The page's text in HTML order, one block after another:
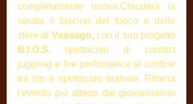
completamente nuova.Chiuderà la
serata il fascino del fuoco e delle
sfere di Vassago,
B.I.O.S, spettacolo di contact
juggling e fire perfomance al confine
tra rito e spettacolo teatrale. Ritorna
l'evento più atteso dal giovanissimo